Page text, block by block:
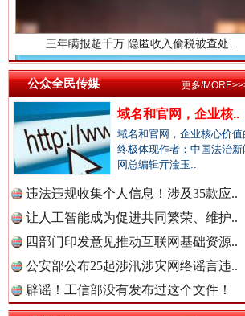
中国检察
中国医药
中国企业
中国农业
祁连巍巍树丰碑
公众全民传媒
域名和官网，企业核..
域名和官网，企业核心价值
终极体现作者：中国法治新
网总编辑亓淦玉..
违法违规收集个人信息！涉及35款应..
让人工智能成为促进共同繁荣、维护..
四部门印发意见推动互联网基础资源..
公安部公布25起涉汛涉灾网络谣言违..
辟谣！工信部没有发布过这个文件！
更多/